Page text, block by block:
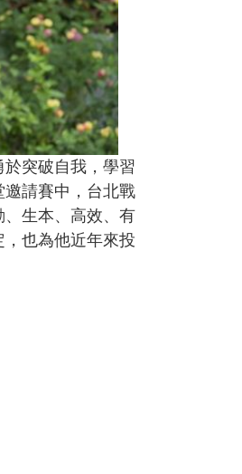
突破自我，學習
請賽中，台北戰
生本、高效、有
也為他近年來投